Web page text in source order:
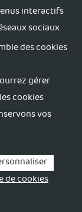
interactifs
sociaux.
des cookies
gérer
cookies
vos
de cookies